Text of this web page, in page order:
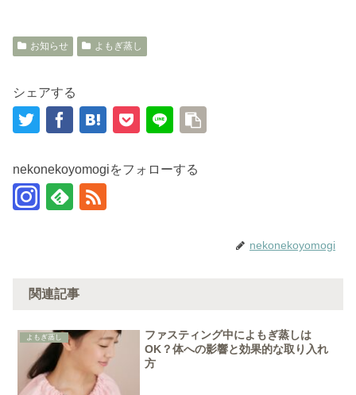
お知らせ よもぎ蒸し
シェアする
nekonekoyomogiをフォローする
nekonekoyomogi
関連記事
よもぎ蒸し
ファスティング中によもぎ蒸しは
OK？体への影響と効果的な取り入れ
方